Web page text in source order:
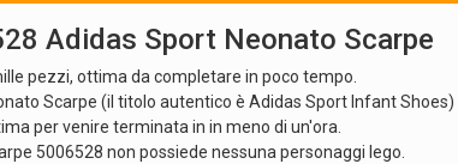
Adidas Sport Neonato Scarpe
pezzi, ottima da completare in poco tempo.
Scarpe (il titolo autentico è Adidas Sport Infant
per venire terminata in in meno di un'ora.
5006528 non possiede nessuna personaggi lego.